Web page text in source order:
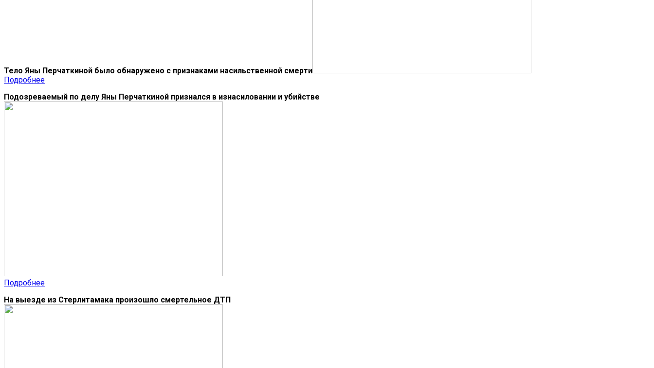
Тело Яны Перчаткиной было обнаружено с признаками насильственной смерти
Подробнее
Подозреваемый по делу Яны Перчаткиной признался в изнасиловании и убийстве
Подробнее
На выезде из Стерлитамака произошло смертельное ДТП